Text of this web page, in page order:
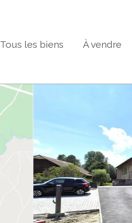
Tous les biens À vendre